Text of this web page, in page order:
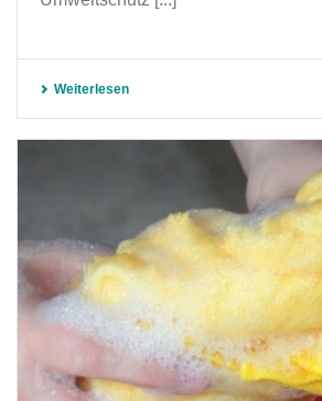
Weiterlesen